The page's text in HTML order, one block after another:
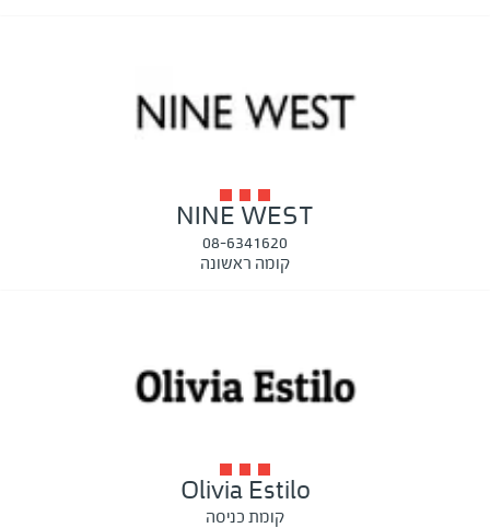
NINE WEST
08-6341620
קומה ראשונה
Olivia Estilo
קומת כניסה